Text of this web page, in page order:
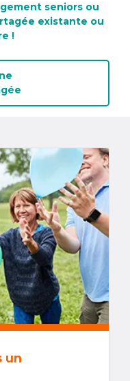
seniors ou
existante ou
!
un